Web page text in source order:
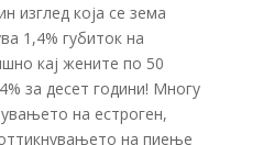
изглед која се зема
1,4% губиток на
кај жените по 50
за десет години! Многу
на естроген,
на пиење